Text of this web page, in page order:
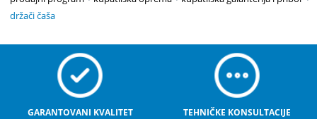
držači čaša
GARANTOVANI KVALITET TEHNIČKE KONSULTACIJE